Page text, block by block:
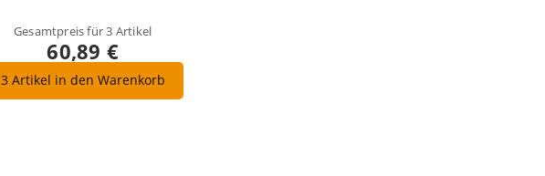
Gesamtpreis für3 Artikel
60,89 €
3Artikel in den Warenkorb